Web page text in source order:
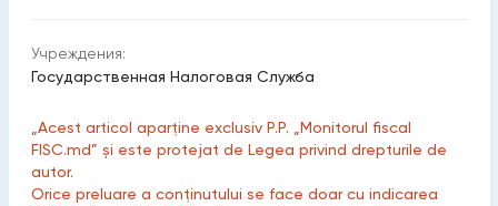
Учреждения:
Государственная Налоговая Служба
„Acest articol aparține exclusiv P.P. „Monitorul fiscal
FISC.md” și este protejat de Legea privind drepturile de
autor.
Orice preluare a conținutului se face doar cu indicarea